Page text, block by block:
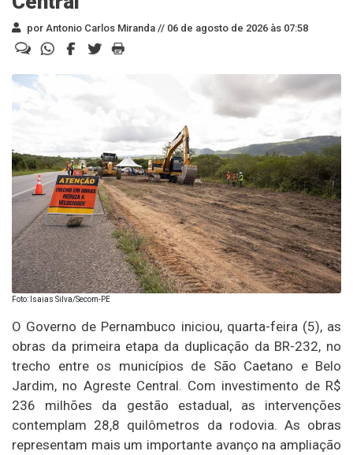
por Antonio Carlos Miranda // 06 de agosto de 2026 às 07:58
Foto: Isaias Silva/Secom-PE
O Governo de Pernambuco iniciou, quarta-feira (5), as
obras da primeira etapa da duplicação da BR-232, no
trecho entre os municípios de São Caetano e Belo
Jardim, no Agreste Central. Com investimento de R$
236 milhões da gestão estadual, as intervenções
contemplam 28,8 quilômetros da rodovia. As obras
representam mais um importante avanço na ampliação